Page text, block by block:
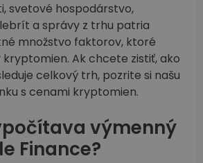
svetové hospodárstvo,
a správy z trhu patria
množstvo faktorov, ktoré
Ak chcete zistiť, ako
celkový trh, pozrite si našu
s cenami kryptomien.
výmenný
Finance?